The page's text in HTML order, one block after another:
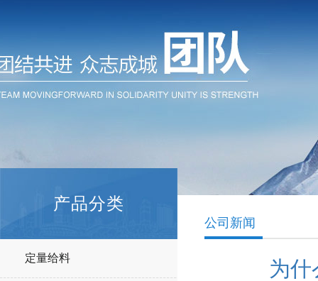
产品分类
定量给料
公司新闻
为什